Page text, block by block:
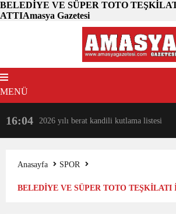
BELEDİYE VE SÜPER TOTO
ATTIAmasya Gazetesi
MENÜ
16:04 2026 yılı berat kandili kutlama listesi
Anasayfa
SPOR
BELEDİYE VE SÜPER TOTO